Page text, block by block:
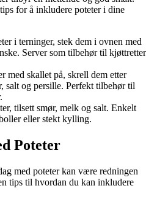
for å inkludere poteter i dine
i terninger, stek dem i ovnen med
Server som tilbehør til kjøttretter
med skallet på, skrell dem etter
salt og persille. Perfekt tilbehør til
tilsett smør, melk og salt. Enkelt
eller stekt kylling.
Poteter
med poteter kan være redningen
tips til hvordan du kan inkludere